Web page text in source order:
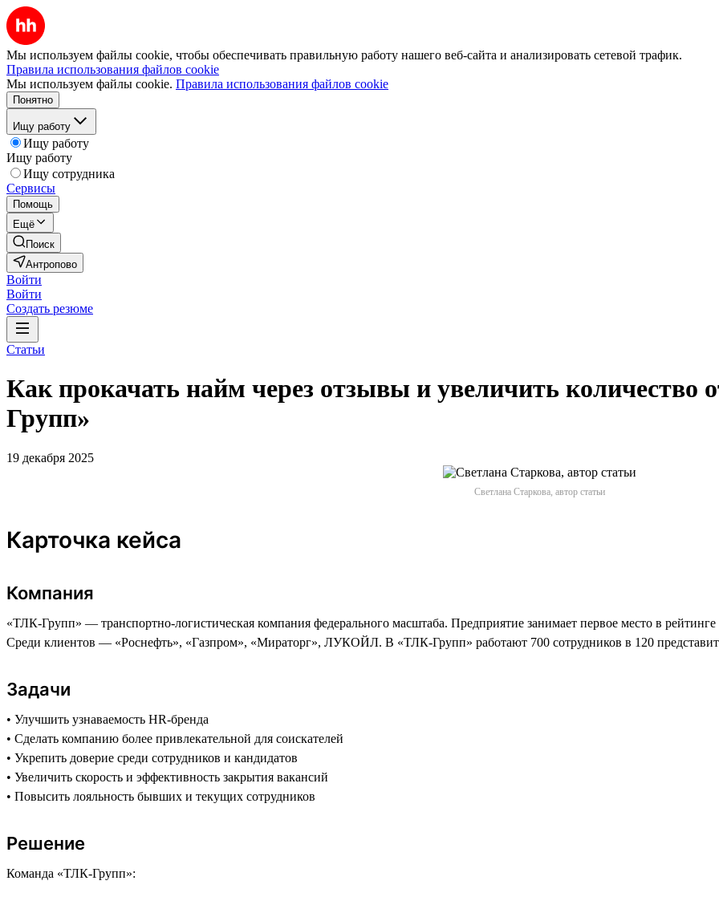
Мы используем файлы cookie, чтобы обеспечивать правильную работу нашего веб-сайта и анализировать сетевой трафик.
Правила использования файлов cookie
Мы используем файлы cookie. Правила использования файлов cookie
Понятно
Ищу работу
Ищу работу
Ищу работу
Ищу сотрудника
Сервисы
Помощь
Ещё
Поиск
Антропово
Войти
Войти
Создать резюме
Статьи
Как прокачать найм через отзывы и увеличить количество
Групп»
19 декабря 2025
Светлана Старкова, автор статьи
Карточка кейса
Компания
«ТЛК-Групп» — транспортно-логистическая компания федерального масштаба. Предприятие занимает первое место в
Среди клиентов — «Роснефть», «Газпром», «Мираторг», ЛУКОЙЛ. В «ТЛК-Групп» работают 700 сотрудников в 120
Задачи
• Улучшить узнаваемость HR-бренда
• Сделать компанию более привлекательной для соискателей
• Укрепить доверие среди сотрудников и кандидатов
• Увеличить скорость и эффективность закрытия вакансий
• Повысить лояльность бывших и текущих сотрудников
Решение
Команда «ТЛК-Групп»: